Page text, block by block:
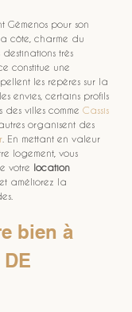
Gémenos pour son
côte, charme du
très
constitue une
les repères sur la
les envies, certains profils
des villes comme Cassis
organisent des
. En mettant en valeur
logement, vous
votre location
améliorez la
bien à